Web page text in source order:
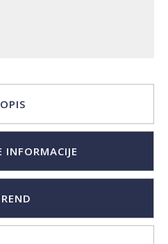
OPIS
INFORMACIJE